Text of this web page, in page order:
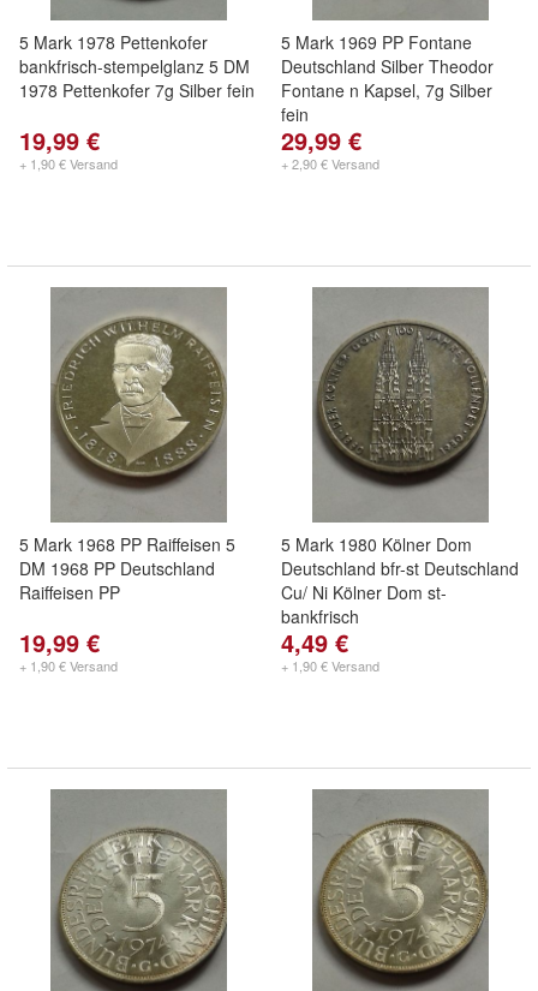
5 Mark 1978 Pettenkofer
bankfrisch-stempelglanz 5 DM
1978 Pettenkofer 7g Silber fein
19,99 €
+ 1,90 € Versand
5 Mark 1969 PP Fontane
Deutschland Silber Theodor
Fontane n Kapsel, 7g Silber
fein
29,99 €
+ 2,90 € Versand
5 Mark 1968 PP Raiffeisen 5
DM 1968 PP Deutschland
Raiffeisen PP
19,99 €
+ 1,90 € Versand
5 Mark 1980 Kölner Dom
Deutschland bfr-st Deutschland
Cu/ Ni Kölner Dom st-
bankfrisch
4,49 €
+ 1,90 € Versand